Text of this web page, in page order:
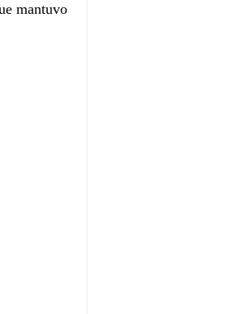
mantuvo